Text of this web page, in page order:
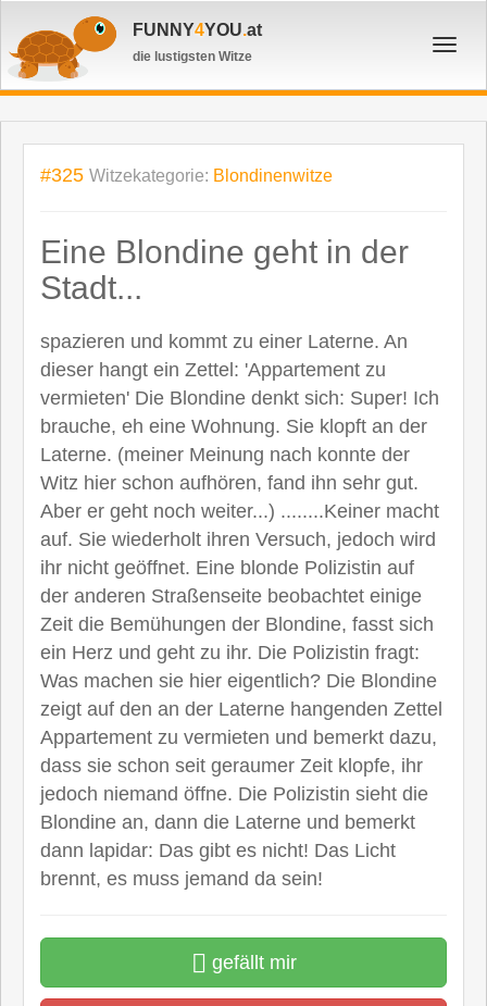
FUNNY4YOU.at
die lustigsten Witze
#325 Witzekategorie: Blondinenwitze
Eine Blondine geht in der
Stadt...
spazieren und kommt zu einer Laterne. An
dieser hangt ein Zettel: 'Appartement zu
vermieten' Die Blondine denkt sich: Super! Ich
brauche, eh eine Wohnung. Sie klopft an der
Laterne. (meiner Meinung nach konnte der
Witz hier schon aufhören, fand ihn sehr gut.
Aber er geht noch weiter...) ........Keiner macht
auf. Sie wiederholt ihren Versuch, jedoch wird
ihr nicht geöffnet. Eine blonde Polizistin auf
der anderen Straßenseite beobachtet einige
Zeit die Bemühungen der Blondine, fasst sich
ein Herz und geht zu ihr. Die Polizistin fragt:
Was machen sie hier eigentlich? Die Blondine
zeigt auf den an der Laterne hangenden Zettel
Appartement zu vermieten und bemerkt dazu,
dass sie schon seit geraumer Zeit klopfe, ihr
jedoch niemand öffne. Die Polizistin sieht die
Blondine an, dann die Laterne und bemerkt
dann lapidar: Das gibt es nicht! Das Licht
brennt, es muss jemand da sein!
gefällt mir